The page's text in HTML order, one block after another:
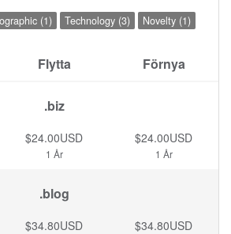
(1) Technology (3) Novelty (1)
Flytta Förnya
.biz
$24.00USD
1 År
$24.00USD
1 År
.blog
$34.80USD $34.80USD